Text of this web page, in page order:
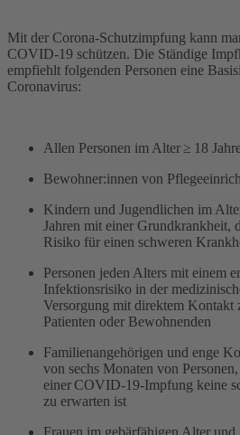
Mit der Corona-Schutzimpfung kann
COVID-19 schützen. Die Ständige
empfiehlt folgenden Personen eine
Coronavirus:
Allen Personen im Alter ≥ 18
Bewohner:innen von
Kindern und Jugendlichen im
Jahren mit einer Grundkrankheit,
Risiko für einen schweren
Personen jeden Alters mit einem
Infektionsrisiko in der
Versorgung mit direktem Kontakt
Patienten oder Bewohnenden
Familienangehörigen und enge
von sechs Monaten von
einer COVID-19-Impfung keine
zu erwarten ist